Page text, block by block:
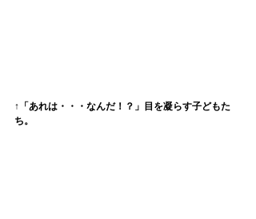
↑「あれは・・・なんだ！？」目を凝らす子どもた
ち。